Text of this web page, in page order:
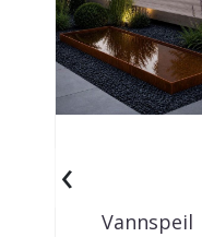
Vannspeil
‹